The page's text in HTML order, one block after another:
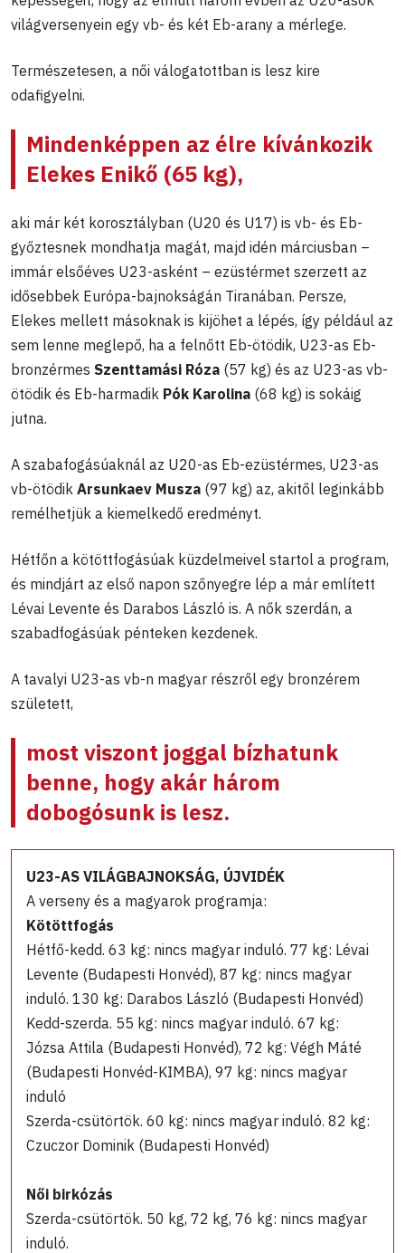
világversenyein egy vb- és két Eb-arany a mérlege.
Természetesen, a női válogatottban is lesz kire
odafigyelni.
Mindenképpen az élre kívánkozik
Elekes Enikő (65 kg),
aki már két korosztályban (U20 és U17) is vb- és Eb-
győztesnek mondhatja magát, majd idén márciusban –
immár elsőéves U23-asként – ezüstérmet szerzett az
idősebbek Európa-bajnokságán Tiranában. Persze,
Elekes mellett másoknak is kijöhet a lépés, így például az
sem lenne meglepő, ha a felnőtt Eb-ötödik, U23-as Eb-
bronzérmes Szenttamási Róza (57 kg) és az U23-as vb-
ötödik és Eb-harmadik Pók Karolina (68 kg) is sokáig
jutna.
A szabafogásúaknál az U20-as Eb-ezüstérmes, U23-as
vb-ötödik Arsunkaev Musza (97 kg) az, akitől leginkább
remélhetjük a kiemelkedő eredményt.
Hétfőn a kötöttfogásúak küzdelmeivel startol a program,
és mindjárt az első napon szőnyegre lép a már említett
Lévai Levente és Darabos László is. A nők szerdán, a
szabadfogásúak pénteken kezdenek.
A tavalyi U23-as vb-n magyar részről egy bronzérem
született,
most viszont joggal bízhatunk
benne, hogy akár három
dobogósunk is lesz.
U23-AS VILÁGBAJNOKSÁG, ÚJVIDÉK
A verseny és a magyarok programja:
Kötöttfogás
Hétfő-kedd. 63 kg: nincs magyar induló. 77 kg: Lévai
Levente (Budapesti Honvéd), 87 kg: nincs magyar
induló. 130 kg: Darabos László (Budapesti Honvéd)
Kedd-szerda. 55 kg: nincs magyar induló. 67 kg:
Józsa Attila (Budapesti Honvéd), 72 kg: Végh Máté
(Budapesti Honvéd-KIMBA), 97 kg: nincs magyar
induló
Szerda-csütörtök. 60 kg: nincs magyar induló. 82 kg:
Czuczor Dominik (Budapesti Honvéd)
Női birkózás
Szerda-csütörtök. 50 kg, 72 kg, 76 kg: nincs magyar
induló.